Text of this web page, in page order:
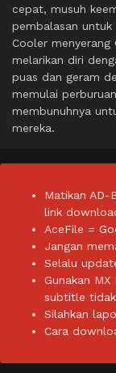
cepat, musuh
pembalasan untuk
Cooler menyerang
melarikan diri
puas dan geram
memulai
membunuhnya
mereka.
Matikan AD-
link
AceFile =
Jangan
Selalu
Gunakan
subtitle
Silahkan
Cara